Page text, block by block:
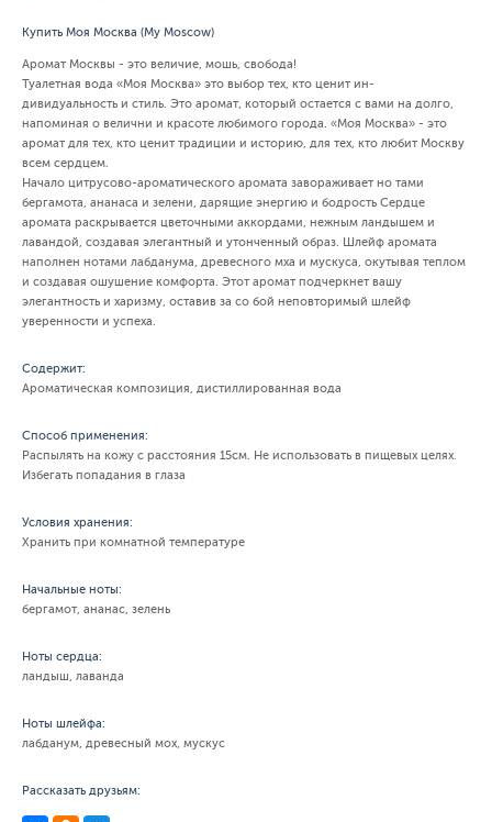
Купить Моя Москва (My Moscow)
Аромат Москвы - это величие, мошь, свобода!
Туалетная вода «Моя Москва» это выбор тех, кто ценит ин-
дивидуальность и стиль. Это аромат, который остается с вами на долго,
напоминая о велични и красоте любимого города. «Моя Москва» - это
аромат для тех, кто ценит традиции и историю, для тех, кто любит Москву
всем сердцем.
Начало цитрусово-ароматического аромата завораживает но тами
бергамота, ананаса и зелени, дарящие энергию и бодрость Сердце
аромата раскрывается цветочными аккордами, нежным ландышем и
лавандой, создавая элегантный и утонченный образ. Шлейф аромата
наполнен нотами лабданума, древесного мха и мускуса, окутывая теплом
и создавая ошушение комфорта. Этот аромат подчеркнет вашу
элегантность и харизму, оставив за со бой неповторимый шлейф
уверенности и успеха.
Содержит:
Ароматическая композиция, дистиллированная вода
Способ применения:
Распылять на кожу с расстояния 15см. Не использовать в пищевых целях.
Избегать попадания в глаза
Условия хранения:
Хранить при комнатной температуре
Начальные ноты:
бергамот, ананас, зелень
Ноты сердца:
ландыш, лаванда
Ноты шлейфа:
лабданум, древесный мох, мускус
Рассказать друзьям: